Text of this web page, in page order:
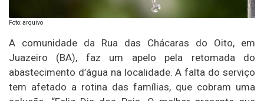
Foto: arquivo
A comunidade da Rua das Chácaras do Oito, em
Juazeiro (BA), faz um apelo pela retomada do
abastecimento d’água na localidade. A falta do serviço
tem afetado a rotina das famílias, que cobram uma